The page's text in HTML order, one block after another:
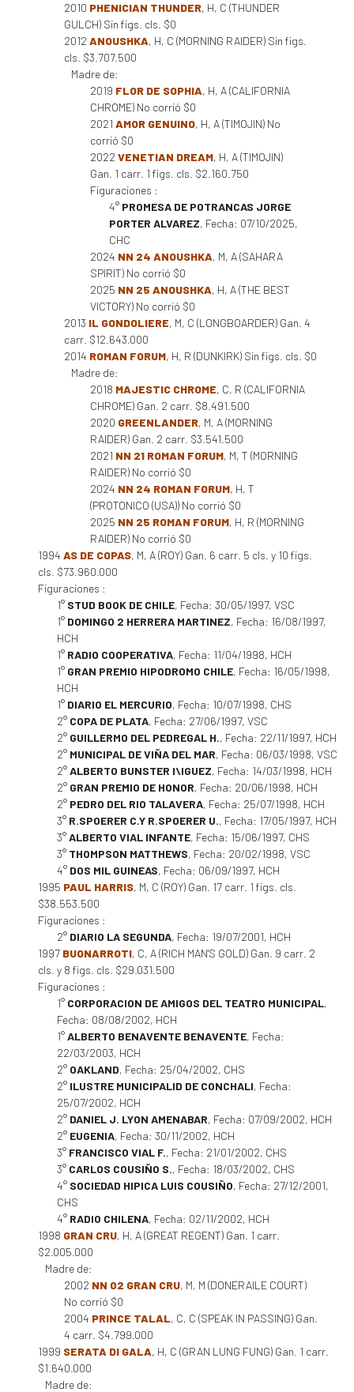
2010 PHENICIAN THUNDER, H, C (THUNDER
GULCH) Sin figs. cls. $0
2012 ANOUSHKA, H, C (MORNING RAIDER) Sin figs.
cls. $3.707.500
Madre de:
2019 FLOR DE SOPHIA, H, A (CALIFORNIA
CHROME) No corrió $0
2021 AMOR GENUINO, H, A (TIMOJIN) No
corrió $0
2022 VENETIAN DREAM, H, A (TIMOJIN)
Gan. 1 carr. 1 figs. cls. $2.160.750
Figuraciones :
4° PROMESA DE POTRANCAS JORGE
PORTER ALVAREZ, Fecha: 07/10/2025,
CHC
2024 NN 24 ANOUSHKA, M, A (SAHARA
SPIRIT) No corrió $0
2025 NN 25 ANOUSHKA, H, A (THE BEST
VICTORY) No corrió $0
2013 IL GONDOLIERE, M, C (LONGBOARDER) Gan. 4
carr. $12.643.000
2014 ROMAN FORUM, H, R (DUNKIRK) Sin figs. cls. $0
Madre de:
2018 MAJESTIC CHROME, C, R (CALIFORNIA
CHROME) Gan. 2 carr. $8.491.500
2020 GREENLANDER, M, A (MORNING
RAIDER) Gan. 2 carr. $3.541.500
2021 NN 21 ROMAN FORUM, M, T (MORNING
RAIDER) No corrió $0
2024 NN 24 ROMAN FORUM, H, T
(PROTONICO (USA)) No corrió $0
2025 NN 25 ROMAN FORUM, H, R (MORNING
RAIDER) No corrió $0
1994 AS DE COPAS, M, A (ROY) Gan. 6 carr. 5 cls. y 10 figs.
cls. $73.960.000
Figuraciones :
1° STUD BOOK DE CHILE, Fecha: 30/05/1997, VSC
1° DOMINGO 2 HERRERA MARTINEZ, Fecha: 16/08/1997,
HCH
1° RADIO COOPERATIVA, Fecha: 11/04/1998, HCH
1° GRAN PREMIO HIPODROMO CHILE, Fecha: 16/05/1998,
HCH
1° DIARIO EL MERCURIO, Fecha: 10/07/1998, CHS
2° COPA DE PLATA, Fecha: 27/06/1997, VSC
2° GUILLERMO DEL PEDREGAL H., Fecha: 22/11/1997, HCH
2° MUNICIPAL DE VIÑA DEL MAR, Fecha: 06/03/1998, VSC
2°ALBERTO BUNSTER I\IGUEZ, Fecha: 14/03/1998, HCH
2° GRAN PREMIO DE HONOR, Fecha: 20/06/1998, HCH
2° PEDRO DEL RIO TALAVERA, Fecha: 25/07/1998, HCH
3° R.SPOERER C.Y R.SPOERER U., Fecha: 17/05/1997, HCH
3°ALBERTO VIAL INFANTE, Fecha: 15/06/1997, CHS
3° THOMPSON MATTHEWS, Fecha: 20/02/1998, VSC
4° DOS MIL GUINEAS, Fecha: 06/09/1997, HCH
1995 PAUL HARRIS, M, C (ROY) Gan. 17 carr. 1 figs. cls.
$38.553.500
Figuraciones :
2° DIARIO LA SEGUNDA, Fecha: 19/07/2001, HCH
1997 BUONARROTI, C, A (RICH MAN'S GOLD) Gan. 9 carr. 2
cls. y 8 figs. cls. $29.031.500
Figuraciones :
1° CORPORACION DE AMIGOS DEL TEATRO MUNICIPAL,
Fecha: 08/08/2002, HCH
1°ALBERTO BENAVENTE BENAVENTE, Fecha:
22/03/2003, HCH
2° OAKLAND, Fecha: 25/04/2002, CHS
2° ILUSTRE MUNICIPALID DE CONCHALI, Fecha:
25/07/2002, HCH
2° DANIEL J. LYON AMENABAR, Fecha: 07/09/2002, HCH
2° EUGENIA, Fecha: 30/11/2002, HCH
3° FRANCISCO VIAL F., Fecha: 21/01/2002, CHS
3° CARLOS COUSIÑO S., Fecha: 18/03/2002, CHS
4° SOCIEDAD HIPICA LUIS COUSIÑO, Fecha: 27/12/2001,
CHS
4° RADIO CHILENA, Fecha: 02/11/2002, HCH
1998 GRAN CRU, H, A (GREAT REGENT) Gan. 1 carr.
$2.005.000
Madre de:
2002 NN 02 GRAN CRU, M, M (DONERAILE COURT)
No corrió $0
2004 PRINCE TALAL, C, C (SPEAK IN PASSING) Gan.
4 carr. $4.799.000
1999 SERATA DI GALA, H, C (GRAN LUNG FUNG) Gan. 1 carr.
$1.640.000
Madre de: